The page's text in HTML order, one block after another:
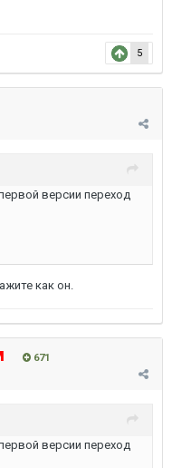
5
версии переход
как он.
671
версии переход